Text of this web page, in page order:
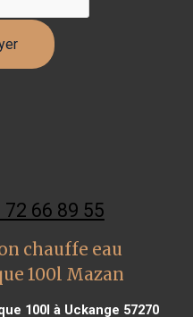
66 89 55
chauffe eau
100l Mazan
100l à Uckange 57270